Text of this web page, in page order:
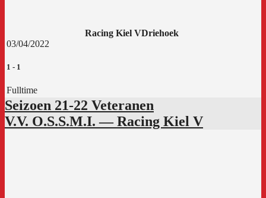
Racing Kiel VDriehoek
03/04/2022
1 - 1
Fulltime
Seizoen 21-22 Veteranen
V.V. O.S.S.M.I. — Racing Kiel V